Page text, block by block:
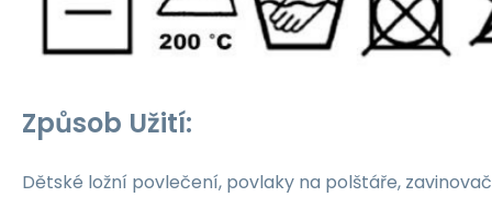
Způsob Užití:
Dětské ložní povlečení, povlaky na polštáře,